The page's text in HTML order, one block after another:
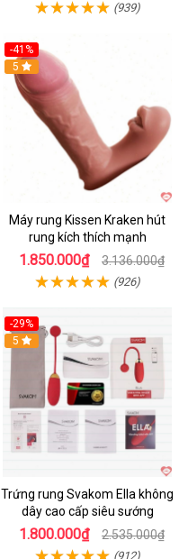
(939)
-41%
Hot
5
Máy rung Kissen Kraken hút
rung kích thích mạnh
1.850.000₫ 3.136.000₫
(926)
-29%
5
Trứng rung Svakom Ella không
dây cao cấp siêu sướng
1.800.000₫ 2.535.000₫
(912)